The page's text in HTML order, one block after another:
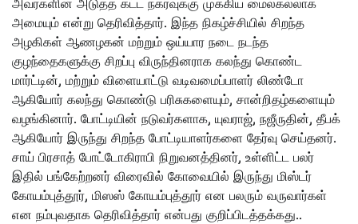
அவர்களின் அடுத்த கட்ட நகர்வுக்கு முக்கிய மைல்கல்லாக
அமையும் என்று தெரிவித்தார். இந்த நிகழ்ச்சியில் சிறந்த
அழகிகள் ஆணழகன் மற்றும் ஒய்யார நடை நடந்த
குழந்தைகளுக்கு சிறப்பு விருந்தினராக கலந்து கொண்ட
மார்ட்டின், மற்றும் விளையாட்டு வடிவமைப்பாளர் லிண்டோ
ஆகியோர் கலந்து கொண்டு பரிசுகளையும், சான்றிதழ்களையும்
வழங்கினார். போட்டியின் நடுவர்களாக, யுவராஜ், நஜீருதின், தீபக்
ஆகியோர் இருந்து சிறந்த போட்டியாளர்களை தேர்வு செய்தனர்.
சாய் பிரசாத் போட்டோகிராபி நிறுவனத்தினர், உள்ளிட்ட பலர்
இதில் பங்கேற்றனர் விரைவில் கோவையில் இருந்து மிஸ்டர்
கோயம்புத்தூர், மிஸஸ் கோயம்புத்தூர் என பலரும் வருவார்கள்
என நம்புவதாக தெரிவித்தார் என்பது குறிப்பிடத்தக்கது..